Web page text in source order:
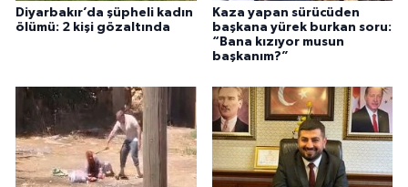
Diyarbakır’da şüpheli kadın
ölümü: 2 kişi gözaltında
Kaza yapan sürücüden
başkana yürek burkan soru:
“Bana kızıyor musun
başkanım?”